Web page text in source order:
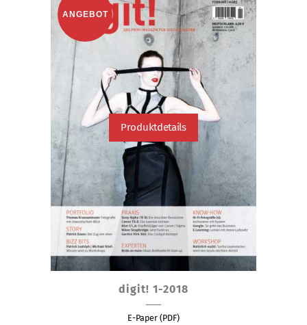
Produktdetails
ANGEBOT
digit! 1-2018
E-Paper (PDF)